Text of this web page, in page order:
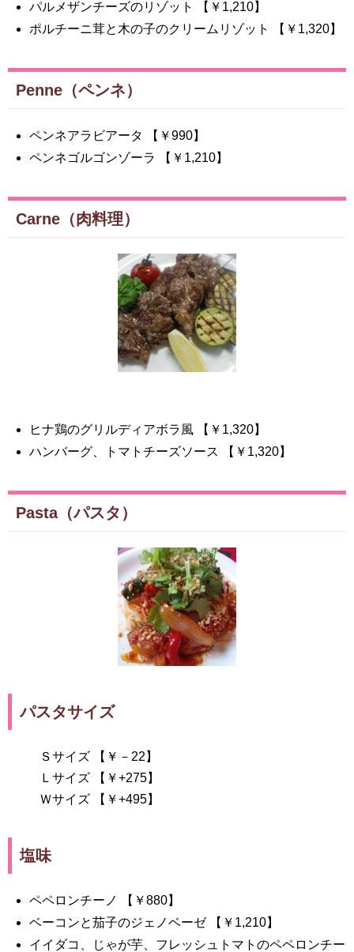
パルメザンチーズのリゾット 【￥1,210】
ポルチーニ茸と木の子のクリームリゾット 【￥1,320】
Penne（ペンネ）
ペンネアラビアータ 【￥990】
ペンネゴルゴンゾーラ 【￥1,210】
Carne（肉料理）
ヒナ鶏のグリルディアボラ風 【￥1,320】
ハンバーグ、トマトチーズソース 【￥1,320】
Pasta（パスタ）
パスタサイズ
Ｓサイズ 【￥－22】
Ｌサイズ 【￥+275】
Ｗサイズ 【￥+495】
塩味
ペペロンチーノ 【￥880】
ベーコンと茄子のジェノベーゼ 【￥1,210】
イイダコ、じゃが芋、フレッシュトマトのペペロンチー